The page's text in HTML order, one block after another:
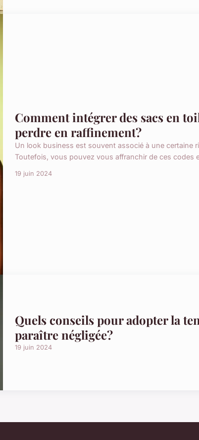
Comment intégrer des sacs en
perdre en raffinement?
Un look business est souvent associé à une certaine
Toutefois, vous pouvez vous affranchir de ces codes
19 juin 2024
Quels conseils pour adopter la
paraître négligée?
19 juin 2024